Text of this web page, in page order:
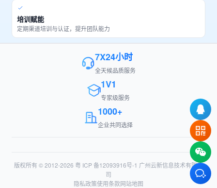
培训赋能
定期渠道培训与认证，提升团队能力
7X24小时
全天候品质服务
1V1
专家级服务
1000+
企业共同选择
版权所有 © 2012-2026 粤 ICP 备12093916号-1 广州云新信息技术有限公
司
隐私政策使用条款网站地图